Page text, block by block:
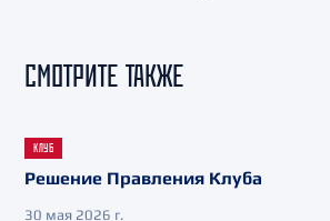
СМОТРИТЕ ТАКЖЕ
КЛУБ
Решение Правления Клуба
30 мая 2026 г.